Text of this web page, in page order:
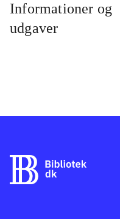
Informationer og
udgaver